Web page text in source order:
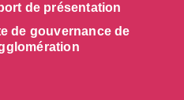
de présentation
de gouvernance de